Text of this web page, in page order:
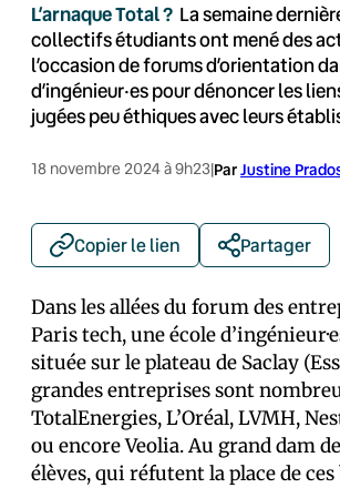
L’arnaque Total ? La semaine
collectifs étudiants ont mené des
l’occasion de forums d’orientation
d’ingénieur·es pour dénoncer les
jugées peu éthiques avec leurs
18 novembre 2024 à 9h23|ParJustine
Copier le lien Partager
Dans les allées du forum des
Paris tech, une école
située sur le plateau de Saclay
grandes entreprises sont
TotalEnergies, L’Oréal, LVMH,
ou encore Veolia. Au grand dam
élèves, qui réfutent la place de